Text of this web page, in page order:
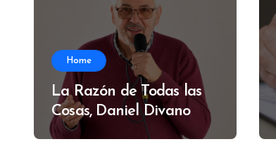
Home
La Razón de Todas las
Cosas, Daniel Divano